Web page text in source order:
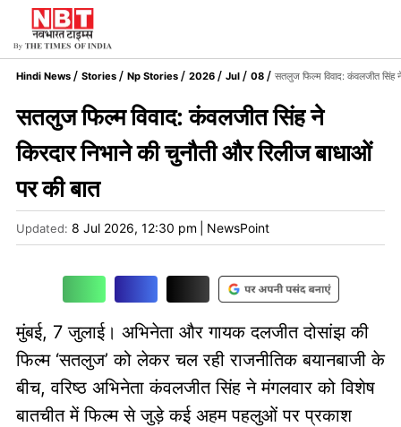
Hindi News Stories Np Stories 2026 Jul 08 सतलुज फिल्म विवाद: कंवलजीत सिंह ने
सतलुज फिल्म विवाद: कंवलजीत सिंह ने
किरदार निभाने की चुनौती और रिलीज बाधाओं
पर की बात
Updated: 8 Jul 2026, 12:30 pm NewsPoint
मुंबई, 7 जुलाई। अभिनेता और गायक दलजीत दोसांझ की
फिल्म ‘सतलुज’ को लेकर चल रही राजनीतिक बयानबाजी के
बीच, वरिष्ठ अभिनेता कंवलजीत सिंह ने मंगलवार को विशेष
बातचीत में फिल्म से जुड़े कई अहम पहलुओं पर प्रकाश